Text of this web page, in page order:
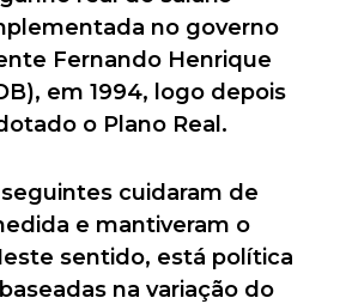
no governo
Fernando Henrique
em 1994, logo depois
o Plano Real.
cuidaram de
e mantiveram o
sentido, está política
na variação do